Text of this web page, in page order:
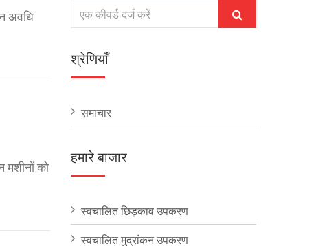
अवधि
मशीनों को
श्रेणियाँ
समाचार
हमारे बाजार
स्वचालित छिड़काव उपकरण
स्वचालित मुद्रांकन उपकरण